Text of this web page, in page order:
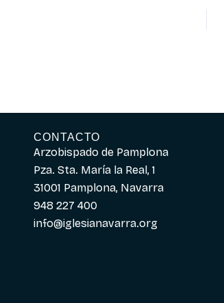
CONTACTO
Arzobispado de Pamplona
Pza. Sta. María la Real, 1
31001 Pamplona, Navarra
948 227 400
info@iglesianavarra.org